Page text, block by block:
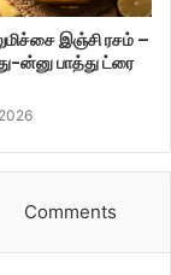
இஞ்சி ரசம் –
ன்னு பாத்து ட்ரை
Comments